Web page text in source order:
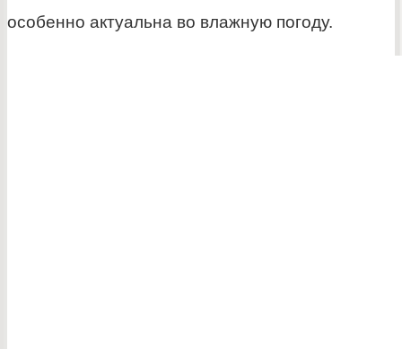
особенно актуальна во влажную погоду.